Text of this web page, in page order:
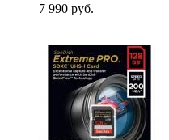
7 990 руб.